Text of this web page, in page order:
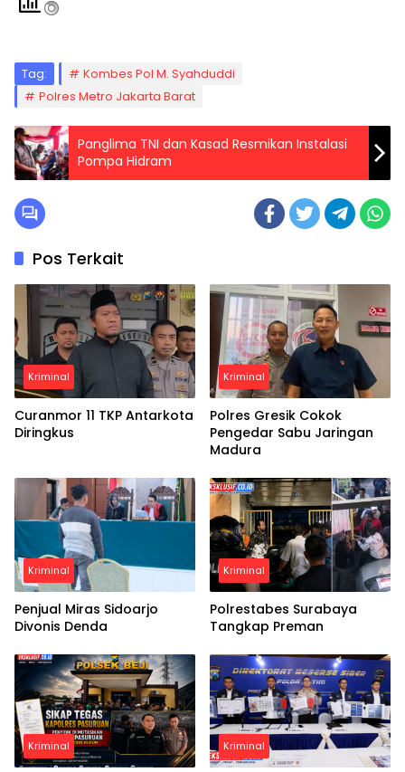
Tag:
Kombes Pol M. Syahduddi
Polres Metro Jakarta Barat
Panglima TNI dan Kasad Resmikan Instalasi
Pompa Hidram
Pos Terkait
Kriminal
Curanmor 11 TKP Antarkota
Diringkus
Kriminal
Polres Gresik Cokok
Pengedar Sabu Jaringan
Madura
Kriminal
Penjual Miras Sidoarjo
Divonis Denda
Kriminal
Polrestabes Surabaya
Tangkap Preman
Kriminal Kriminal